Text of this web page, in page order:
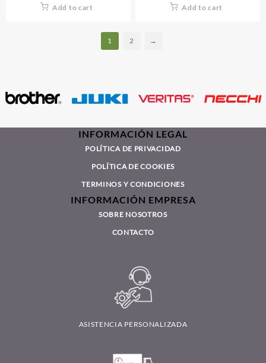
Add to cart Add to cart
1 2 →
INFORMACIÓN LEGAL
POLÍTICA DE PRIVACIDAD
POLÍTICA DE COOKIES
TERMINOS Y CONDICIONES
INFORMACIÓN EMPRESA
SOBRE NOSOTROS
CONTACTO
ASISTENCIA PERSONALIZADA